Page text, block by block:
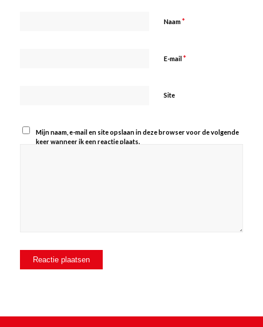
Naam*
E-mail *
Site
Mijn naam, e-mail en site opslaan in deze browser voor de volgende
keer wanneer ik een reactie plaats.